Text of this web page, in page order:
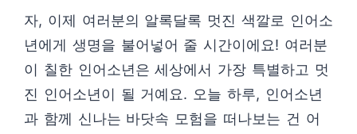
자, 이제 여러분의 알록달록 멋진 색깔로 인어소
년에게 생명을 불어넣어 줄 시간이에요! 여러분
이 칠한 인어소년은 세상에서 가장 특별하고 멋
진 인어소년이 될 거예요. 오늘 하루, 인어소년
과 함께 신나는 바닷속 모험을 떠나보는 건 어